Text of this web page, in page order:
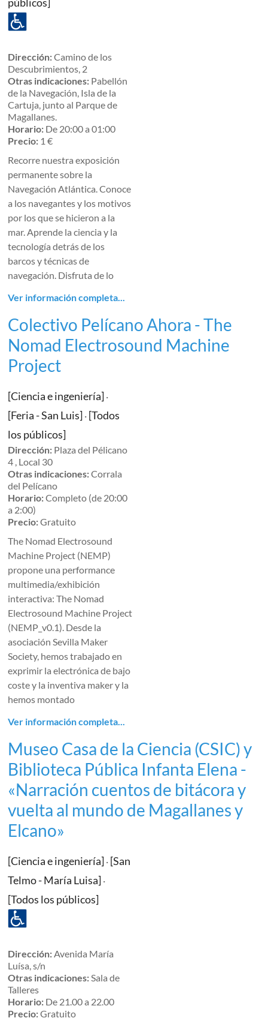
Dirección:Camino de los
Descubrimientos, 2
Otras indicaciones: Pabellón
de la Navegación, Isla de la
Cartuja, junto al Parque de
Magallanes.
Horario: De 20:00 a 01:00
Precio: 1 €
Recorre nuestra exposición
permanente sobre la
Navegación Atlántica. Conoce
a los navegantes y los motivos
por los que se hicieron a la
mar. Aprende la ciencia y la
tecnología detrás de los
barcos y técnicas de
navegación. Disfruta de lo
Ver información completa...
Colectivo Pelícano Ahora - The
Nomad Electrosound Machine
Project
[Ciencia e ingeniería] ·
[Feria - San Luis] · [Todos
los públicos]
Dirección: Plaza del Pélicano
4 , Local 30
Otras indicaciones:Corrala
del Pelícano
Horario:Completo (de 20:00
a 2:00)
Precio:Gratuito
The Nomad Electrosound
Machine Project (NEMP)
propone una performance
multimedia/exhibición
interactiva: The Nomad
Electrosound Machine Project
(NEMP_v0.1). Desde la
asociación Sevilla Maker
Society, hemos trabajado en
exprimir la electrónica de bajo
coste y la inventiva maker y la
hemos montado
Ver información completa...
Museo Casa de la Ciencia (CSIC) y
Biblioteca Pública Infanta Elena -
«Narración cuentos de bitácora y
vuelta al mundo de Magallanes y
Elcano»
[Ciencia e ingeniería] · [San
Telmo - María Luisa] ·
[Todos los públicos]
Dirección:Avenida María
Luísa, s/n
Otras indicaciones:Sala de
Talleres
Horario: De 21.00 a 22.00
Precio:Gratuito